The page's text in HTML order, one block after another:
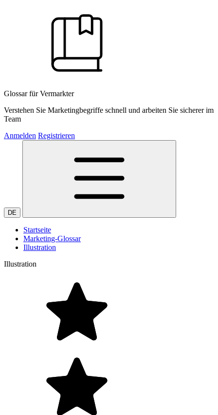
Glossar für Vermarkter
Verstehen Sie Marketingbegriffe schnell und arbeiten Sie sicherer im
Team
Anmelden Registrieren
DE
Startseite
Marketing-Glossar
Illustration
Illustration